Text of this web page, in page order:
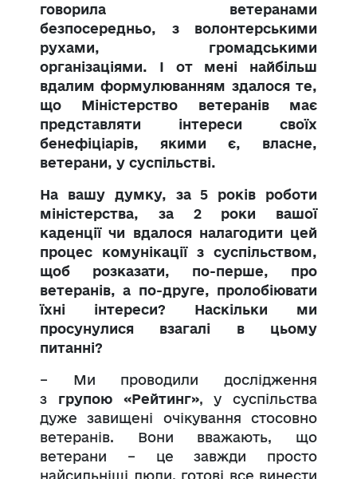
говорила ветеранами
безпосередньо, з волонтерськими
рухами, громадськими
організаціями. І от мені найбільш
вдалим формулюванням здалося те,
що Міністерство ветеранів має
представляти інтереси своїх
бенефіціарів, якими є, власне,
ветерани, у суспільстві.
На вашу думку, за 5 років роботи
міністерства, за 2 роки вашої
каденції чи вдалося налагодити цей
процес комунікації з суспільством,
щоб розказати, по-перше, про
ветеранів, а по-друге, пролобіювати
їхні інтереси? Наскільки ми
просунулися взагалі в цьому
питанні?
– Ми проводили дослідження
з групою «Рейтинг», у суспільства
дуже завищені очікування стосовно
ветеранів. Вони вважають, що
ветерани – це завжди просто
найсильніші люди, готові все винести